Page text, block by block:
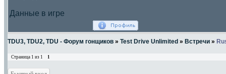
Данные в игре
TDU3, TDU2, TDU - Форум гонщиков » Test Drive Unlimited » Встречи »
Страница 1 из 1 1